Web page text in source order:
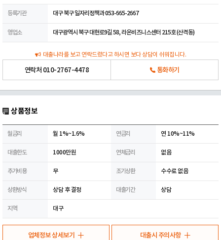
등록기관 대구 북구 일자리정책과 053-665-2667
영업소 대구광역시 북구 대현로9길 58, 라온비즈니스센터 215호 (산격동)
대출나라를 보고 연락드렸다고 하시면 보다 상담이 쉬워집니다.
연락처 010-2767-4478 통화하기
상품정보
월금리 월 1%~1.6% 연금리 연 10%~11%
대출한도 1000만원 연체금리 없음
추가비용 무 조기상환 수수료 없음
상환방식 상담 후 결정 대출기간 상담
지역 대구
업체정보 상세보기 대출시 주의사항